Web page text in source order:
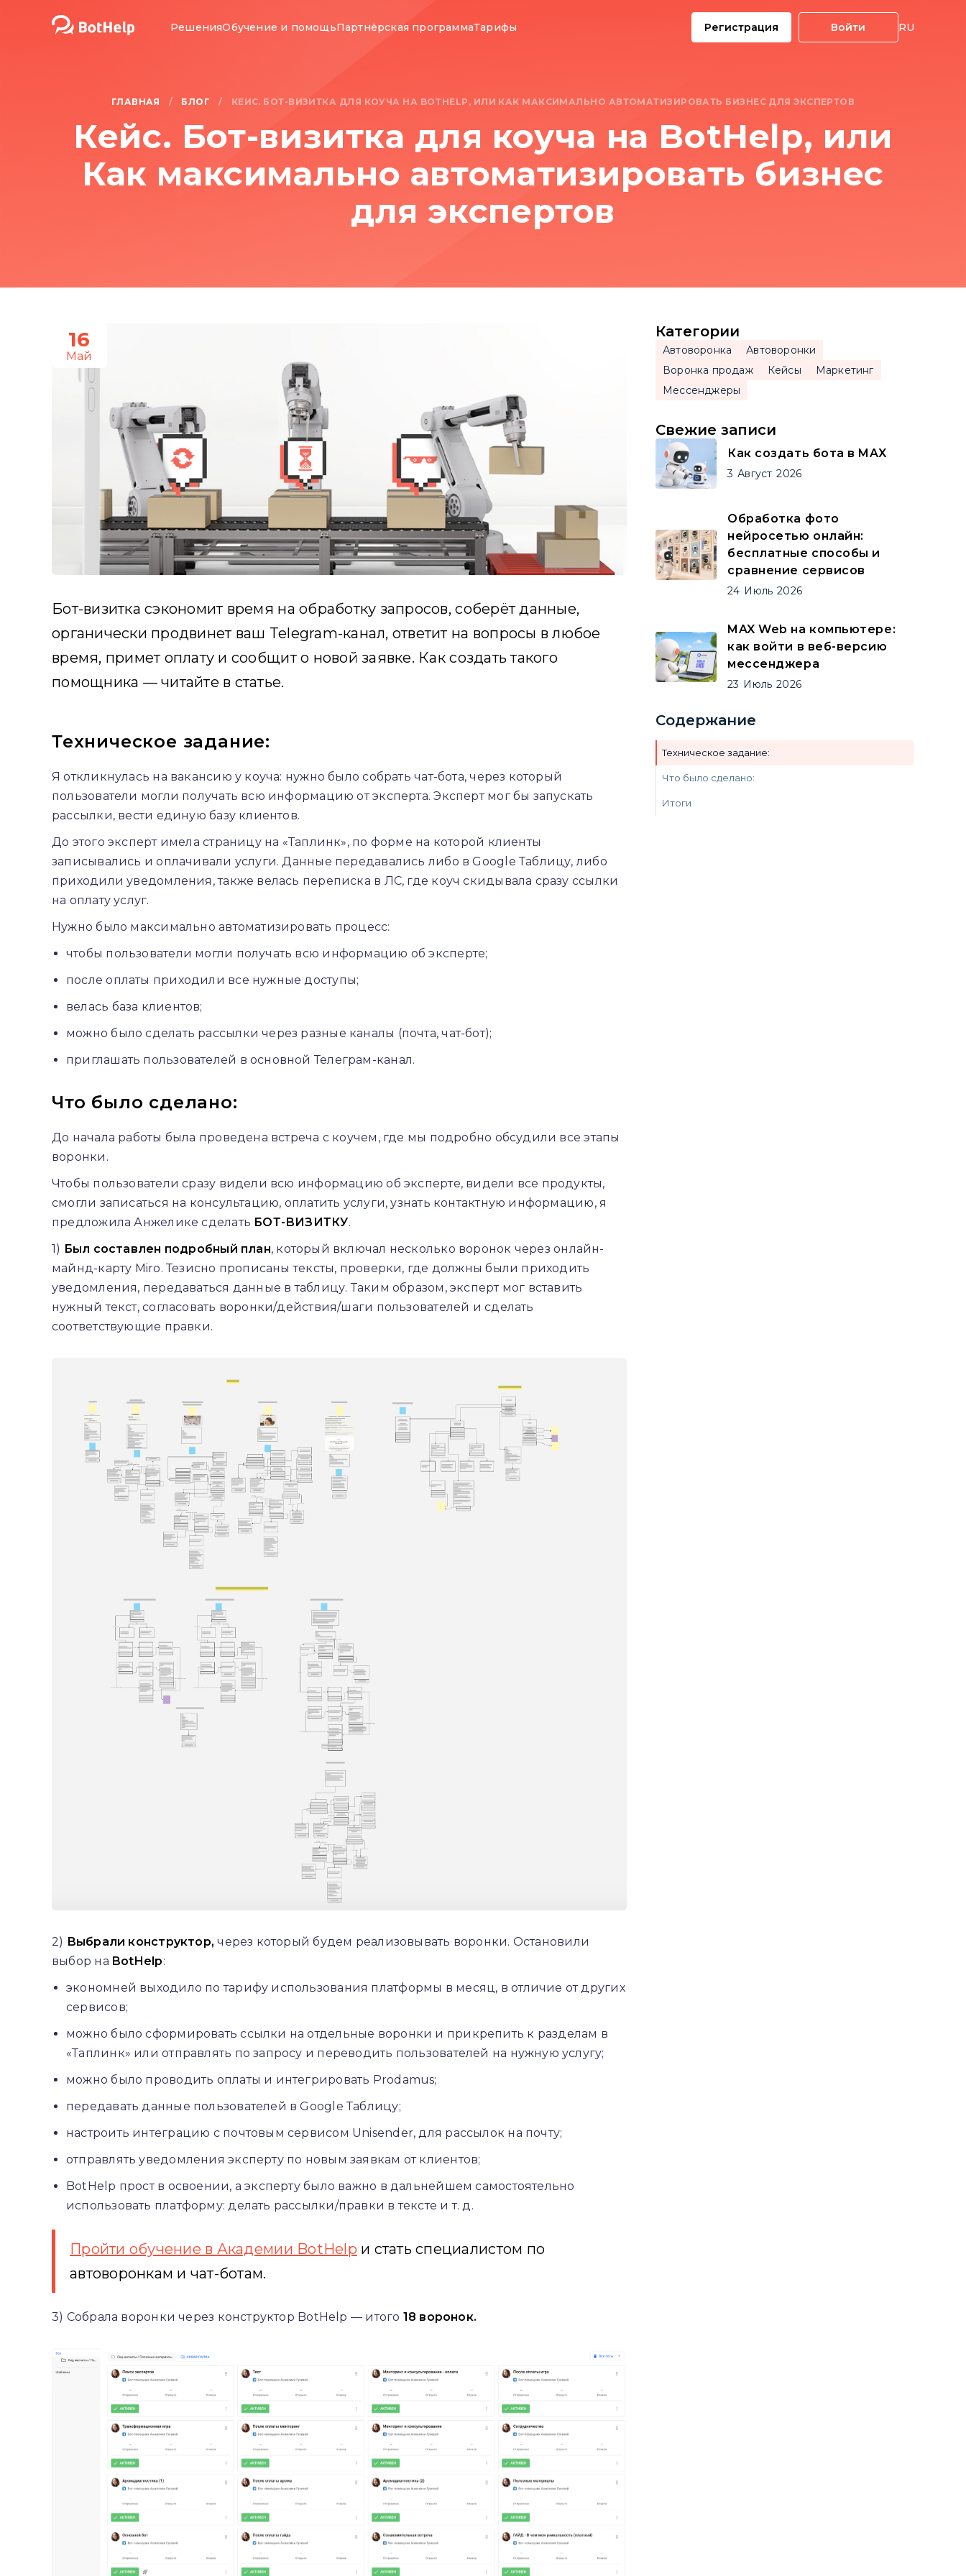
РешенияОбучение и помощьПартнёрская программаТарифы Регистрация Войти RU
ГЛАВНАЯ / БЛОГ / КЕЙС. БОТ-ВИЗИТКА ДЛЯ КОУЧА НА BOTHELP, ИЛИ КАК МАКСИМАЛЬНО АВТОМАТИЗИРОВАТЬ БИЗНЕС ДЛЯ ЭКСПЕРТОВ
Кейс. Бот-визитка для коуча на BotHelp, или
Как максимально автоматизировать бизнес
для экспертов
16
Май
Бот-визитка сэкономит время на обработку запросов, соберёт данные,
органически продвинет ваш Telegram-канал, ответит на вопросы в любое
время, примет оплату и сообщит о новой заявке. Как создать такого
помощника — читайте в статье.
Техническое задание:
Я откликнулась на вакансию у коуча: нужно было собрать чат-бота, через который
пользователи могли получать всю информацию от эксперта. Эксперт мог бы запускать
рассылки, вести единую базу клиентов.
До этого эксперт имела страницу на «Таплинк», по форме на которой клиенты
записывались и оплачивали услуги. Данные передавались либо в Google Таблицу, либо
приходили уведомления, также велась переписка в ЛС, где коуч скидывала сразу ссылки
на оплату услуг.
Нужно было максимально автоматизировать процесс:
чтобы пользователи могли получать всю информацию об эксперте;
после оплаты приходили все нужные доступы;
велась база клиентов;
можно было сделать рассылки через разные каналы (почта, чат-бот);
приглашать пользователей в основной Телеграм-канал.
Что было сделано:
До начала работы была проведена встреча с коучем, где мы подробно обсудили все этапы
воронки.
Чтобы пользователи сразу видели всю информацию об эксперте, видели все продукты,
смогли записаться на консультацию, оплатить услуги, узнать контактную информацию, я
предложила Анжелике сделать БОТ-ВИЗИТКУ.
1) Был составлен подробный план, который включал несколько воронок через онлайн-
майнд-карту Miro. Тезисно прописаны тексты, проверки, где должны были приходить
уведомления, передаваться данные в таблицу. Таким образом, эксперт мог вставить
нужный текст, согласовать воронки/действия/шаги пользователей и сделать
соответствующие правки.
2) Выбрали конструктор, через который будем реализовывать воронки. Остановили
выбор на BotHelp:
экономней выходило по тарифу использования платформы в месяц, в отличие от других
сервисов;
можно было сформировать ссылки на отдельные воронки и прикрепить к разделам в
«Таплинк» или отправлять по запросу и переводить пользователей на нужную услугу;
можно было проводить оплаты и интегрировать Prodamus;
передавать данные пользователей в Google Таблицу;
настроить интеграцию с почтовым сервисом Unisender, для рассылок на почту;
отправлять уведомления эксперту по новым заявкам от клиентов;
BotHelp прост в освоении, а эксперту было важно в дальнейшем самостоятельно
использовать платформу: делать рассылки/правки в тексте и т. д.
Пройти обучение в Академии BotHelp и стать специалистом по
автоворонкам и чат-ботам.
3) Собрала воронки через конструктор BotHelp — итого 18 воронок.
Категории
Автоворонка
Автоворонки
Воронка продаж
Кейсы
Маркетинг
Мессенджеры
Свежие записи
Как создать бота в MAX
3 Август 2026
Обработка фото
нейросетью онлайн:
бесплатные способы и
сравнение сервисов
24 Июль 2026
MAX Web на компьютере:
как войти в веб-версию
мессенджера
23 Июль 2026
Содержание
‍Техническое задание:
‍Что было сделано:
‍Итоги